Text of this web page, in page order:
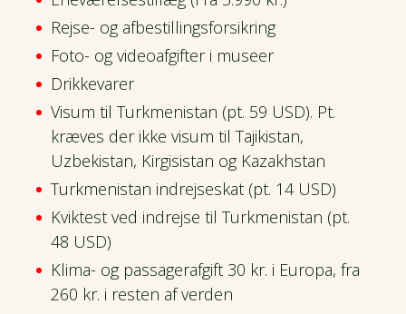
Rejse- og afbestillingsforsikring
Foto- og videoafgifter i museer
Drikkevarer
Visum til Turkmenistan (pt. 59 USD). Pt.
kræves der ikke visum til Tajikistan,
Uzbekistan, Kirgisistan og Kazakhstan
Turkmenistan indrejseskat (pt. 14 USD)
Kviktest ved indrejse til Turkmenistan (pt.
48 USD)
Klima- og passagerafgift 30 kr. i Europa, fra
260 kr. i resten af verden